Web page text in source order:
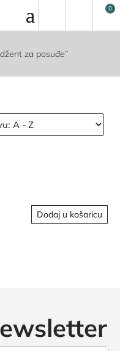
za posuđe”
Dodaj u košaricu